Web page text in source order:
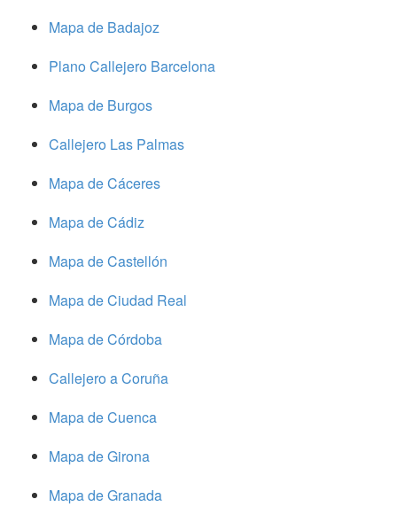
Mapa de Badajoz
Plano Callejero Barcelona
Mapa de Burgos
Callejero Las Palmas
Mapa de Cáceres
Mapa de Cádiz
Mapa de Castellón
Mapa de Ciudad Real
Mapa de Córdoba
Callejero a Coruña
Mapa de Cuenca
Mapa de Girona
Mapa de Granada